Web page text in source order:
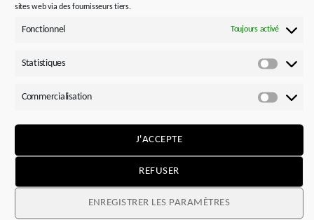
sites web via des fournisseurs tiers.
Fonctionnel Toujours activé
Statistiques
Commercialisation
J'ACCEPTE
REFUSER
ENREGISTRER LES PARAMÈTRES